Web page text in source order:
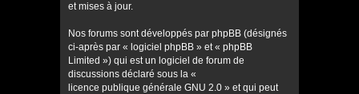
et mises à jour.
Nos forums sont développés par phpBB (désignés
ci-après par « logiciel phpBB » et « phpBB
Limited ») qui est un logiciel de forum de
discussions déclaré sous la «
licence publique générale GNU 2.0 » et qui peut